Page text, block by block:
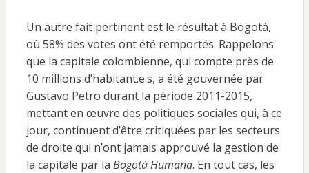
Un autre fait pertinent est le résultat à Bogotá,
où 58% des votes ont été remportés. Rappelons
que la capitale colombienne, qui compte près de
10 millions d’habitant.e.s, a été gouvernée par
Gustavo Petro durant la période 2011-2015,
mettant en œuvre des politiques sociales qui, à ce
jour, continuent d’être critiquées par les secteurs
de droite qui n’ont jamais approuvé la gestion de
la capitale par la Bogotá Humana. En tout cas, les